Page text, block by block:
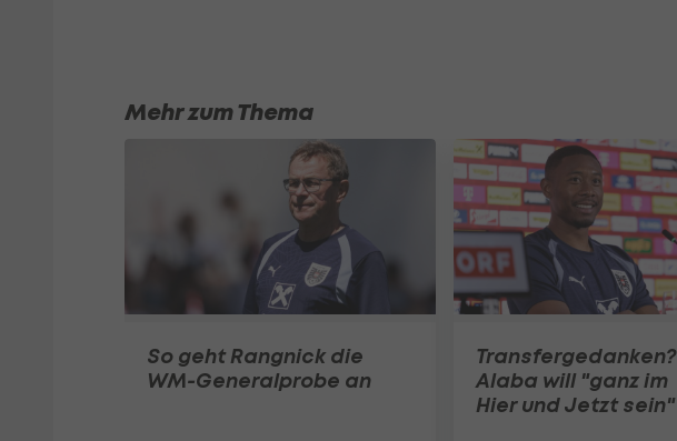
Mehr zum Thema
So geht Rangnick die
WM-Generalprobe an
Transfergedanken?
Alaba will "ganz im
Hier und Jetzt sein"